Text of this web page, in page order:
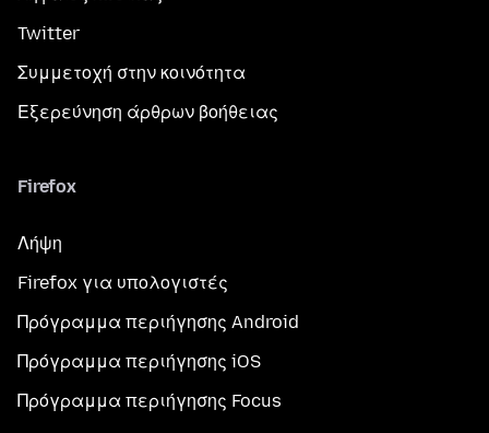
Twitter
Συμμετοχή στην κοινότητα
Εξερεύνηση άρθρων βοήθειας
Firefox
Λήψη
Firefox για υπολογιστές
Πρόγραμμα περιήγησης Android
Πρόγραμμα περιήγησης iOS
Πρόγραμμα περιήγησης Focus